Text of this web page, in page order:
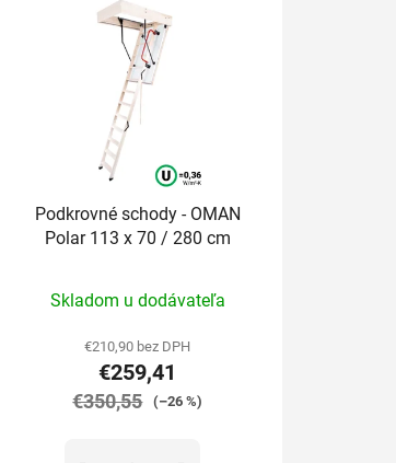
Podkrovné schody - OMAN
Polar 113 x 70 / 280 cm
hodnotenie
produktu
je
5,0
Skladom u dodávateľa
€210,90 bez DPH
€259,41
€350,55 (–26 %)